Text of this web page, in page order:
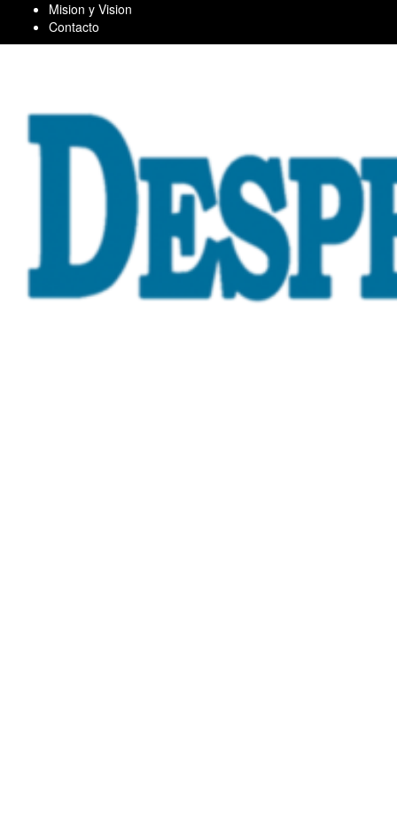
content
Mision y Vision
Contacto